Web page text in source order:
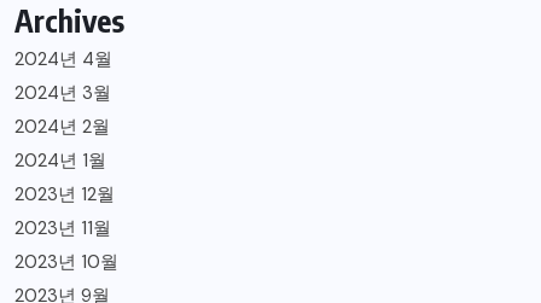
Archives
2024년 4월
2024년 3월
2024년 2월
2024년 1월
2023년 12월
2023년 11월
2023년 10월
2023년 9월